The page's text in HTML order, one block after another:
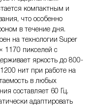
компактным и
что особенно
в течение дня.
на технологии Super
1170 пикселей с
яркость до 800-
нит при работе на
в любых
составляет 60 Гц.
адаптировать